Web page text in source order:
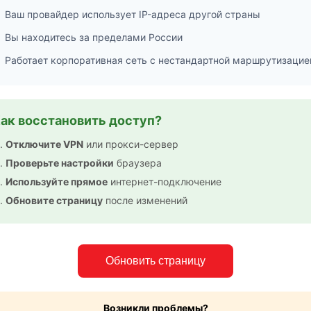
Ваш провайдер использует IP-адреса другой страны
Вы находитесь за пределами России
Работает корпоративная сеть с нестандартной
восстановить доступ?
Отключите VPN или прокси-сервер
Проверьте настройки браузера
Используйте прямое интернет-подключение
Обновите страницу после изменений
Обновить страницу
Возникли проблемы?